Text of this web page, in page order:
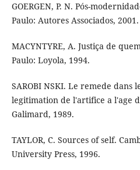
GOERGEN, P. N. Pós-
Paulo: Autores Associados, 2001.
MACYNTYRE, A. Justiça de
Paulo: Loyola, 1994.
SAROBI NSKI. Le remede dans
legitimation de l'artifice a l'age
Galimard, 1989.
TAYLOR, C. Sources of self.
University Press, 1996.